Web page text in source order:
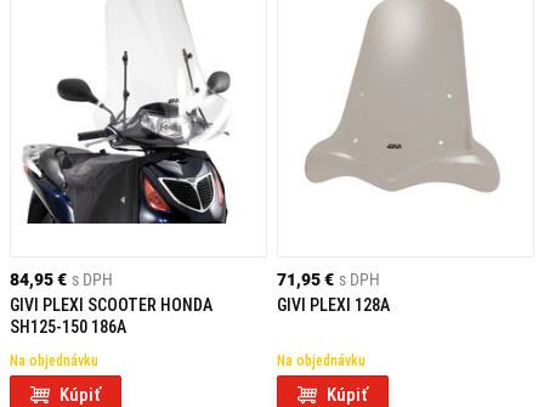
84,95 € s DPH
GIVI PLEXI SCOOTER HONDA
SH125-150 186A
Na objednávku
Kúpiť
71,95 € s DPH
GIVI PLEXI 128A
Na objednávku
Kúpiť